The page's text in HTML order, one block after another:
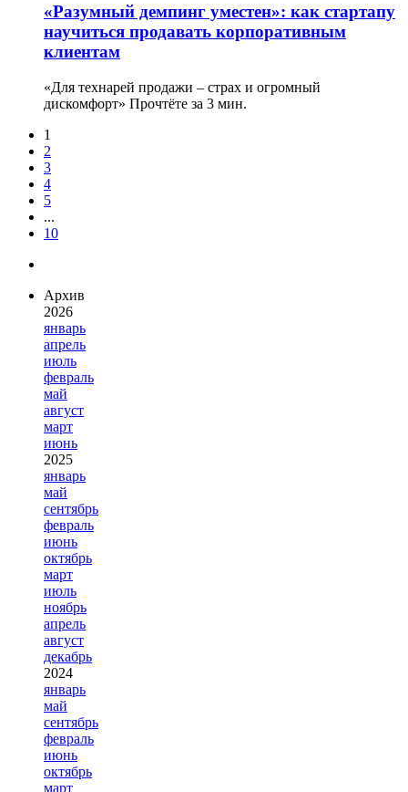
«Разумный демпинг уместен»: как стартапу
научиться продавать корпоративным
клиентам
«Для технарей продажи – страх и огромный
дискомфорт» Прочтёте за 3 мин.
1
2
3
4
5
...
10
Архив
2026
январь
апрель
июль
февраль
май
август
март
июнь
2025
январь
май
сентябрь
февраль
июнь
октябрь
март
июль
ноябрь
апрель
август
декабрь
2024
январь
май
сентябрь
февраль
июнь
октябрь
март